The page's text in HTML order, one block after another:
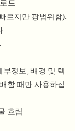
드
르지만 광범위함).
정보, 배경 및 텍
할 때만 사용하십
흐림